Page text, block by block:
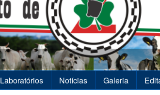
Laboratórios Notícias Galeria